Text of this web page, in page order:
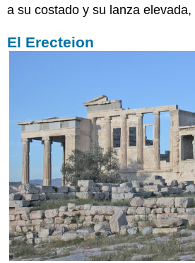
a su costado y su lanza
El Erecteion